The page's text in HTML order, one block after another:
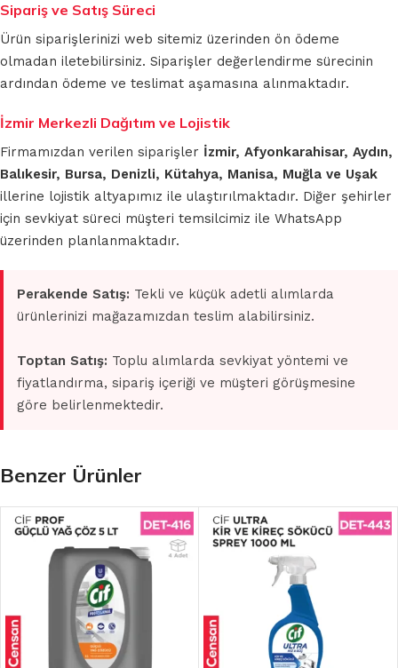
Sipariş ve Satış Süreci
Ürün siparişlerinizi web sitemiz üzerinden ön ödeme
olmadan iletebilirsiniz. Siparişler değerlendirme sürecinin
ardından ödeme ve teslimat aşamasına alınmaktadır.
İzmir Merkezli Dağıtım ve Lojistik
Firmamızdan verilen siparişler İzmir, Afyonkarahisar, Aydın,
Balıkesir, Bursa, Denizli, Kütahya, Manisa, Muğla ve Uşak
illerine lojistik altyapımız ile ulaştırılmaktadır. Diğer şehirler
için sevkiyat süreci müşteri temsilcimiz ile WhatsApp
üzerinden planlanmaktadır.
Perakende Satış: Tekli ve küçük adetli alımlarda
ürünlerinizi mağazamızdan teslim alabilirsiniz.
Toptan Satış: Toplu alımlarda sevkiyat yöntemi ve
fiyatlandırma, sipariş içeriği ve müşteri görüşmesine
göre belirlenmektedir.
Benzer Ürünler